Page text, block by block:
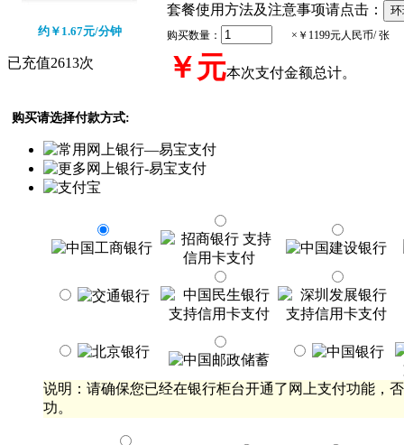
约￥1.67元/分钟
已充值2613次
套餐使用方法及注意事项请点击：
购买数量： ×￥1199元人民币/ 张
￥元本次支付金额总计。
购买请选择付款方式:
说明：请确保您已经在银行柜台开通了网上支付功能，
功。